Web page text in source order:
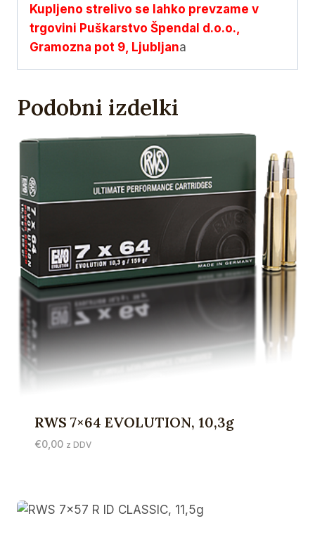
Kupljeno strelivo se lahko prevzame v
trgovini Puškarstvo Špendal d.o.o.,
Gramozna pot 9, Ljubljana
Podobni izdelki
RWS 7×64 EVOLUTION, 10,3g
€0,00 z DDV